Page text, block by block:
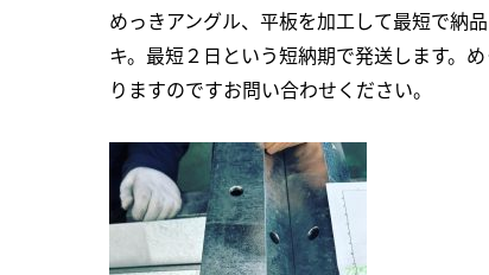
めっきアングル、平板を加工して最短で納
キ。最短２日という短納期で発送します。
りますのですお問い合わせください。